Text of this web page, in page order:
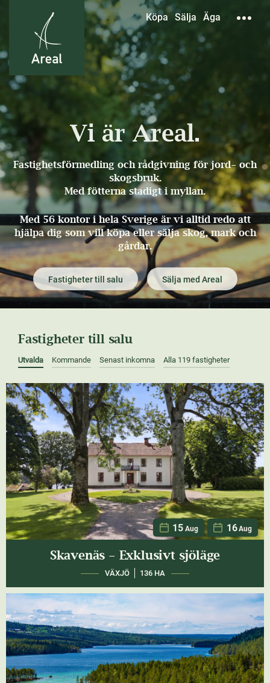
Köpa Sälja Äga
Vi är Areal.
Fastighetsförmedling och rådgivning för jord- och
skogsbruk.
Med fötterna stadigt i myllan.
Med 56 kontor i hela Sverige är vi alltid redo att
hjälpa dig som vill köpa eller sälja skog, mark och
gårdar.
Fastigheter till salu Sälja med Areal
Fastigheter till salu
Utvalda Kommande Senast inkomna Alla 119 fastigheter
15 Aug 16 Aug
Skavenäs - Exklusivt sjöläge
VÄXJÖ 136 HA